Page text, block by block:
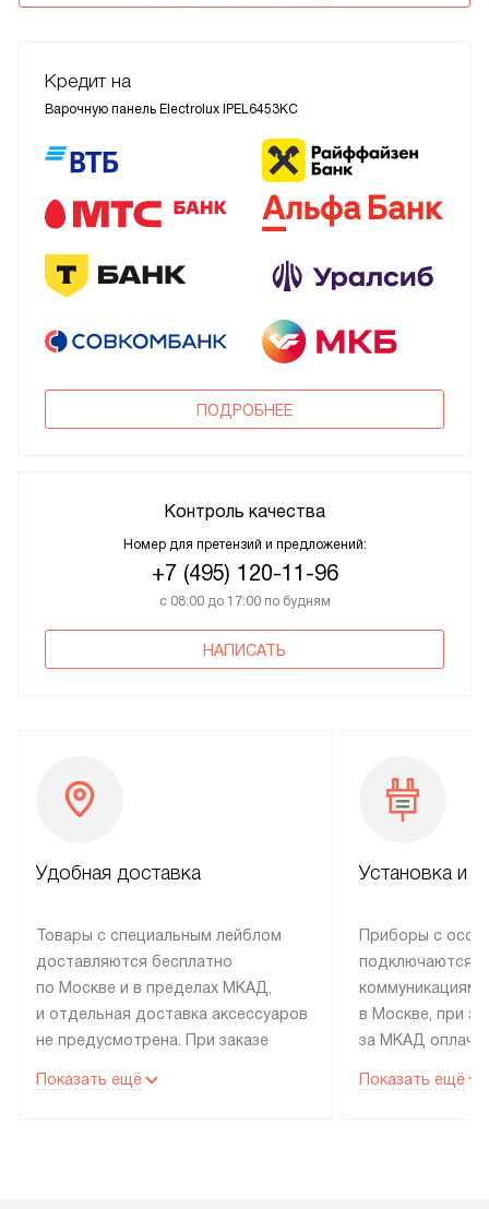
Кредит на
Варочную панель Electrolux IPEL6453KC
ПОДРОБНЕЕ
Контроль качества
Номер для претензий и предложений:
+7 (495) 120-11-96
с 08:00 до 17:00 по будням
НАПИСАТЬ
Удобная доставка
Товары с специальным лейблом
доставляются бесплатно
по Москве и в пределах МКАД,
и отдельная доставка аксессуаров
не предусмотрена. При заказе
рекомендуем обсудить
Показать ещё
Установка и
Приборы с
подключаются к
коммуникациям
в Москве, при
за МКАД
партнера
Показать ещё